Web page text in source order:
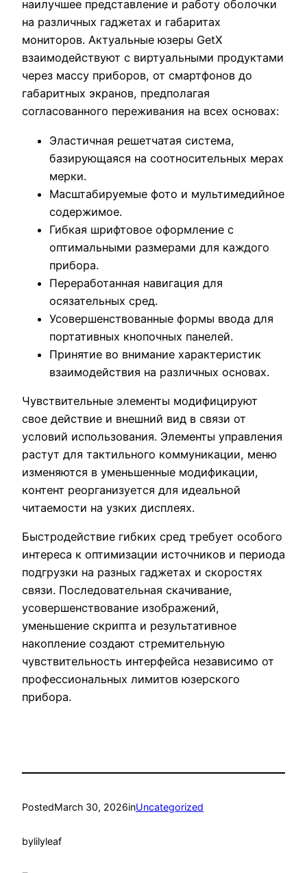
наилучшее представление и работу оболочки
на различных гаджетах и габаритах
мониторов. Актуальные юзеры GetX
взаимодействуют с виртуальными продуктами
через массу приборов, от смартфонов до
габаритных экранов, предполагая
согласованного переживания на всех основах:
Эластичная решетчатая система,
базирующаяся на соотносительных мерах
мерки.
Масштабируемые фото и мультимедийное
содержимое.
Гибкая шрифтовое оформление с
оптимальными размерами для каждого
прибора.
Переработанная навигация для
осязательных сред.
Усовершенствованные формы ввода для
портативных кнопочных панелей.
Принятие во внимание характеристик
взаимодействия на различных основах.
Чувствительные элементы модифицируют
свое действие и внешний вид в связи от
условий использования. Элементы управления
растут для тактильного коммуникации, меню
изменяются в уменьшенные модификации,
контент реорганизуется для идеальной
читаемости на узких дисплеях.
Быстродействие гибких сред требует особого
интереса к оптимизации источников и периода
подгрузки на разных гаджетах и скоростях
связи. Последовательная скачивание,
усовершенствование изображений,
уменьшение скрипта и результативное
накопление создают стремительную
чувствительность интерфейса независимо от
профессиональных лимитов юзерского
прибора.
PostedMarch 30, 2026inUncategorized
bylilyleaf